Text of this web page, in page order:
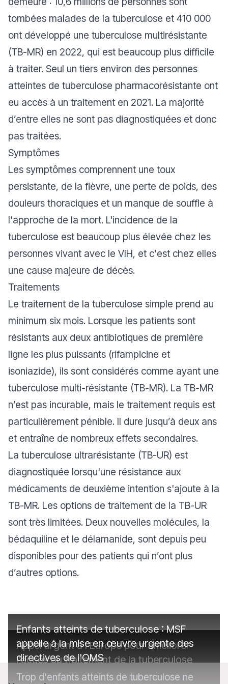
tombées malades de la tuberculose et 410 000
ont développé une tuberculose multirésistante
(TB-MR) en 2022, qui est beaucoup plus difficile
à traiter. Seul un tiers environ des personnes
atteintes de tuberculose pharmacorésistante ont
eu accès à un traitement en 2021. La majorité
d’entre elles ne sont pas diagnostiquées et donc
pas traitées.
Symptômes
Les symptômes comprennent une toux
persistante, de la fièvre, une perte de poids, des
douleurs thoraciques et un manque de souffle à
l'approche de la mort. L'incidence de la
tuberculose est beaucoup plus élevée chez les
personnes vivant avec le VIH, et c'est chez elles
une cause majeure de décès.
Traitements
Le traitement de la tuberculose simple prend au
minimum six mois. Lorsque les patients sont
résistants aux deux antibiotiques de première
ligne les plus puissants (rifampicine et
isoniazide), ils sont considérés comme ayant une
tuberculose multi-résistante (TB-MR). La TB-MR
n’est pas incurable, mais le traitement requis est
particulièrement pénible. Il dure jusqu’à deux ans
et entraîne de nombreux effets secondaires.
La tuberculose ultrarésistante (TB-UR) est
diagnostiquée lorsqu'une résistance aux
médicaments de deuxième intention s'ajoute à la
TB-MR. Les options de traitement de la TB-UR
sont très limitées. Deux nouvelles molécules, la
bédaquiline et le délamanide, sont depuis peu
disponibles pour des patients qui n’ont plus
d’autres options.
Enfants atteints de tuberculose : MSF
appelle à la mise en œuvre urgente des
directives de l'OMS
Trop d'enfants atteints de tuberculose ne
Appel urgent à l'Europe pour améliorer
l'accès au traitement de la tuberculose
Joanna Ladomirska, coordinatrice médicale